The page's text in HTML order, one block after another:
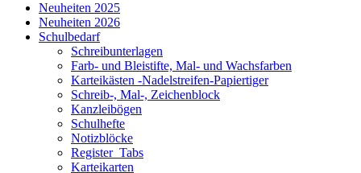
Neuheiten 2025
Neuheiten 2026
Schulbedarf
Schreibunterlagen
Farb- und Bleistifte, Mal- und Wachsfarben
Karteikästen -Nadelstreifen-Papiertiger
Schreib-, Mal-, Zeichenblock
Kanzleibögen
Schulhefte
Notizblöcke
Register_Tabs
Karteikarten